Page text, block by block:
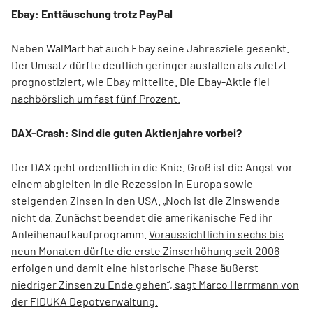
Ebay: Enttäuschung trotz PayPal
Neben WalMart hat auch Ebay seine Jahresziele gesenkt.
Der Umsatz dürfte deutlich geringer ausfallen als zuletzt
prognostiziert, wie Ebay mitteilte. Die Ebay-Aktie fiel
nachbörslich um fast fünf Prozent.
DAX-Crash: Sind die guten Aktienjahre vorbei?
Der DAX geht ordentlich in die Knie. Groß ist die Angst vor
einem abgleiten in die Rezession in Europa sowie
steigenden Zinsen in den USA. „Noch ist die Zinswende
nicht da. Zunächst beendet die amerikanische Fed ihr
Anleihenaufkaufprogramm. Voraussichtlich in sechs bis
neun Monaten dürfte die erste Zinserhöhung seit 2006
erfolgen und damit eine historische Phase äußerst
niedriger Zinsen zu Ende gehen“, sagt Marco Herrmann von
der FIDUKA Depotverwaltung.